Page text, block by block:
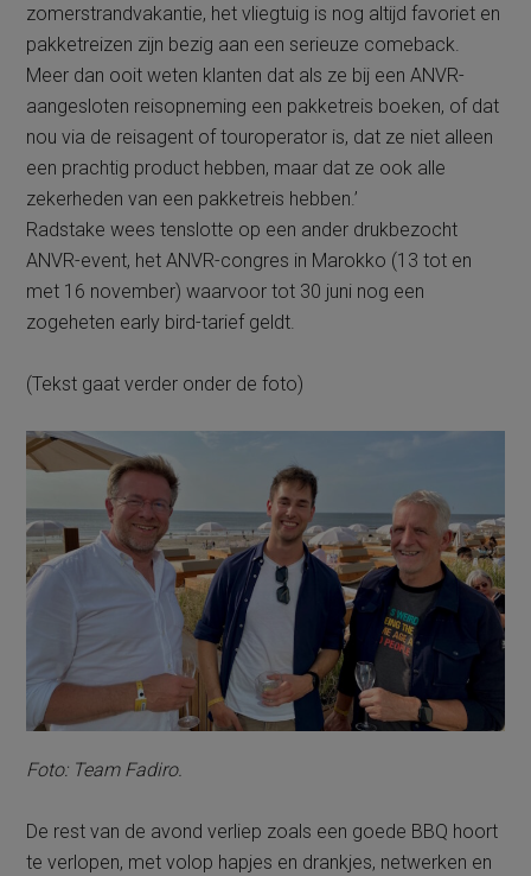
zomerstrandvakantie, het vliegtuig is nog altijd favoriet en
pakketreizen zijn bezig aan een serieuze comeback.
Meer dan ooit weten klanten dat als ze bij een ANVR-
aangesloten reisopneming een pakketreis boeken, of dat
nou via de reisagent of touroperator is, dat ze niet alleen
een prachtig product hebben, maar dat ze ook alle
zekerheden van een pakketreis hebben.’
Radstake wees tenslotte op een ander drukbezocht
ANVR-event, het ANVR-congres in Marokko (13 tot en
met 16 november) waarvoor tot 30 juni nog een
zogeheten early bird-tarief geldt.
(Tekst gaat verder onder de foto)
Foto: Team Fadiro.
De rest van de avond verliep zoals een goede BBQ hoort
te verlopen, met volop hapjes en drankjes, netwerken en